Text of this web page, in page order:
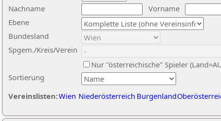
Nachname
Vorname
Ebene
Sortierung
Bundesland
Spgem./Kreis/Verein
Nur "österreichische" Spieler
Vereinslisten:Wien Niederösterreich Burgenland